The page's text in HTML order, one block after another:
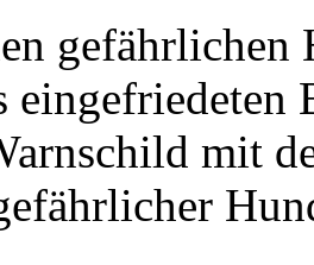
gefährlichen
eingefriedeten
mit